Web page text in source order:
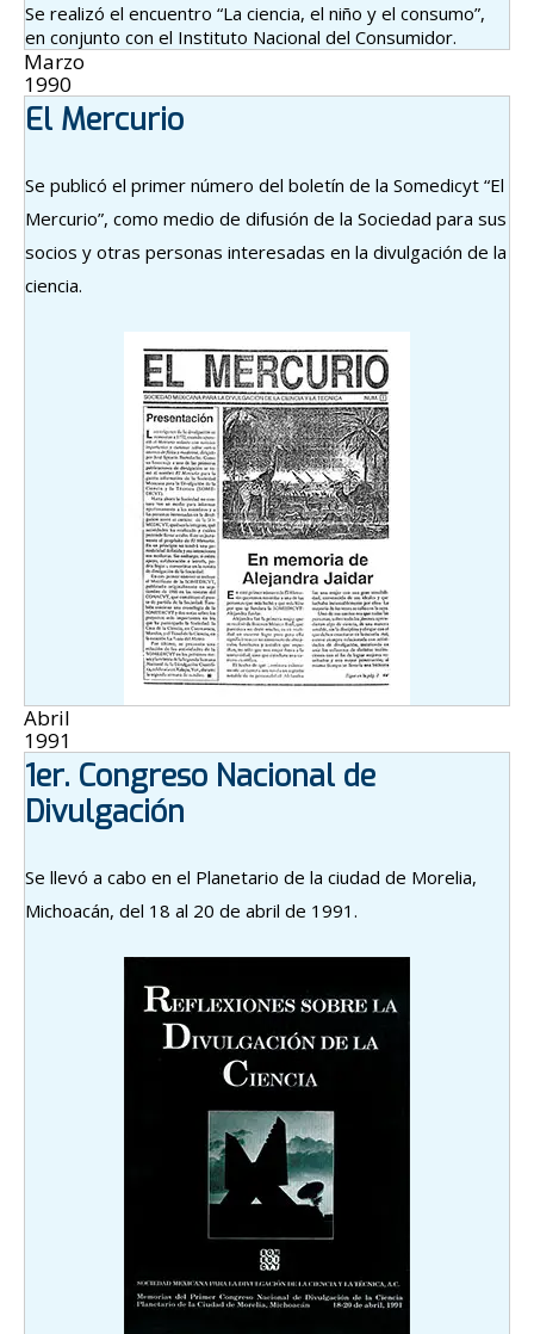
Se realizó el encuentro “La ciencia, el niño y el consumo”,
en conjunto con el Instituto Nacional del Consumidor.
Marzo
1990
El Mercurio
Se publicó el primer número del boletín de la Somedicyt “El
Mercurio”, como medio de difusión de la Sociedad para sus
socios y otras personas interesadas en la divulgación de la
ciencia.
Abril
1991
1er. Congreso Nacional de
Divulgación
Se llevó a cabo en el Planetario de la ciudad de Morelia,
Michoacán, del 18 al 20 de abril de 1991.